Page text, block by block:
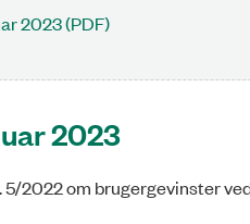
2023 (PDF)
2023
2022 om brugergevinster